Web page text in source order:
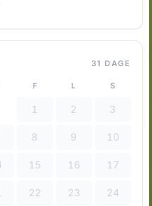
31 DAGE
F L S
1 2 3
8 9 10
15 16 17
22 23 24